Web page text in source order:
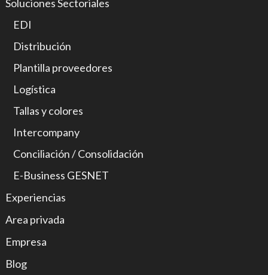
Soluciones Sectoriales
EDI
Distribución
Plantilla proveedores
Logística
Tallas y colores
Intercompany
Conciliación / Consolidación
E-Business GESNET
Experiencias
Area privada
Empresa
Blog